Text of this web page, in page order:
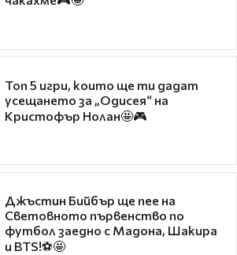
Топ 5 игри, които ще ти дадат
усещането за „Одисея“ на
Кристофър Нолан🤩🎮
Джъстин Бийбър ще пее на
Световното първенство по
футбол заедно с Мадона, Шакира
и BTS!⚽🤩